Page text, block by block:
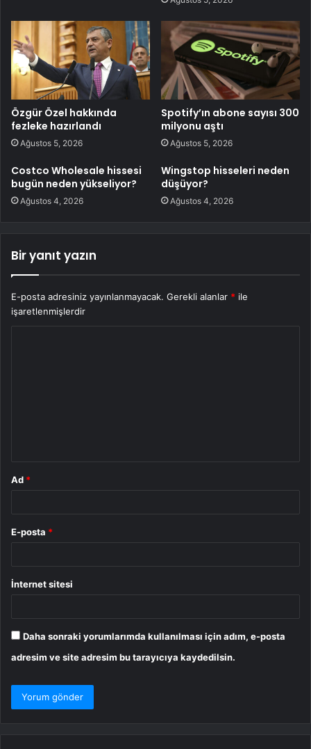
Özgür Özel hakkında
fezleke hazırlandı
Ağustos 5, 2026
Spotify’ın abone sayısı 300
milyonu aştı
Ağustos 5, 2026
Costco Wholesale hissesi
bugün neden yükseliyor?
Ağustos 4, 2026
Wingstop hisseleri neden
düşüyor?
Ağustos 4, 2026
Bir yanıt yazın
E-posta adresiniz yayınlanmayacak. Gerekli alanlar * ile
işaretlenmişlerdir
Ad *
E-posta *
İnternet sitesi
Daha sonraki yorumlarımda kullanılması için adım, e-posta
adresim ve site adresim bu tarayıcıya kaydedilsin.